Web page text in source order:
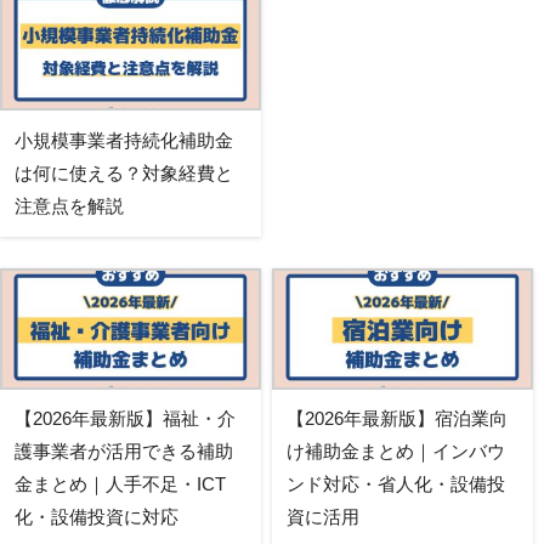
小規模事業者持続化補助金
は何に使える？対象経費と
注意点を解説
【2026年最新版】福祉・介
護事業者が活用できる補助
金まとめ｜人手不足・ICT
化・設備投資に対応
【2026年最新版】宿泊業向
け補助金まとめ｜インバウ
ンド対応・省人化・設備投
資に活用